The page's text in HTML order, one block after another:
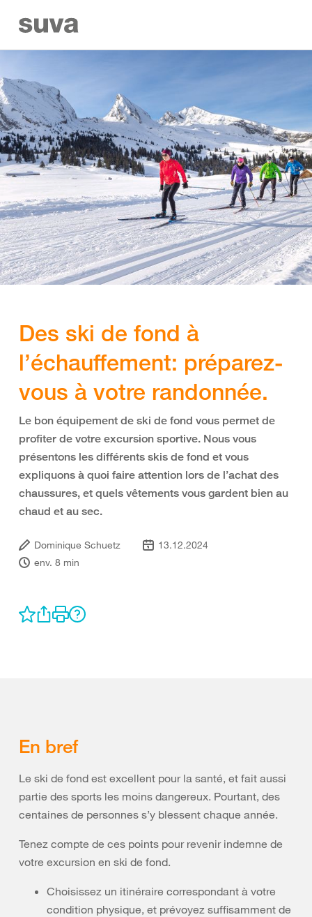
Des ski de fond à
l’échauffement: préparez-
vous à votre randonnée.
Le bon équipement de ski de fond vous permet de
profiter de votre excursion sportive. Nous vous
présentons les différents skis de fond et vous
expliquons à quoi faire attention lors de l’achat des
chaussures, et quels vêtements vous gardent bien au
chaud et au sec.
Dominique Schuetz
13.12.2024
env. 8 min
En bref
Le ski de fond est excellent pour la santé, et fait aussi
partie des sports les moins dangereux. Pourtant, des
centaines de personnes s’y blessent chaque année.
Tenez compte de ces points pour revenir indemne de
votre excursion en ski de fond.
Choisissez un itinéraire correspondant à votre
condition physique, et prévoyez suffisamment de